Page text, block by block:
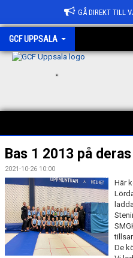
GÅ DIREKT TILL
GCF UPPSALA
.
HEM
ANMÄLAN
OM GCF UPPSALA
FÖRENINGSKOLLEKTION
BÖRJA HOS OSS
Bas 1 2013 på
2021-10-26 10:00
Här
De